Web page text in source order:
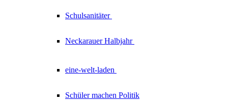
Schulsanitäter
NeckarauerHalbjahr
eine-welt-laden
Schüler machen Politik